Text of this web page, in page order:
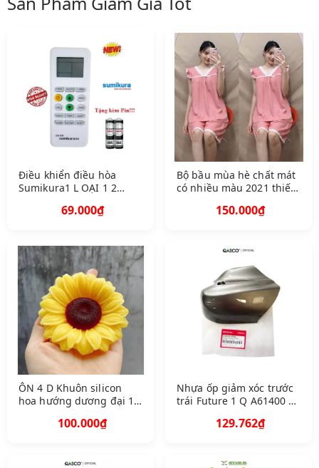
Điều khiển điều hòa
Sumikura1 L OẠI 1 2
69.000₫
Bộ bầu mùa hè chất mát
có nhiều màu 2021 thiết
150.000₫
ÔN 4 D Khuôn silicon
hoa hướng dương đại 11
100.000₫
Nhựa ốp giảm xóc trước
trái Future 1 Q A61400 K
129.762₫